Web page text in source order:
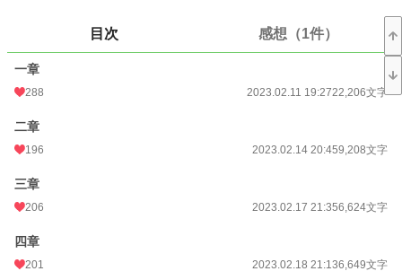
24h.ポイント
更新日時
初回公開日時
初回完結日時
目次 感想（1件）
一章
288 2023.02.11 19:2722,206文字
二章
196 2023.02.14 20:459,208文字
三章
206 2023.02.17 21:356,624文字
四章
201 2023.02.18 21:136,649文字